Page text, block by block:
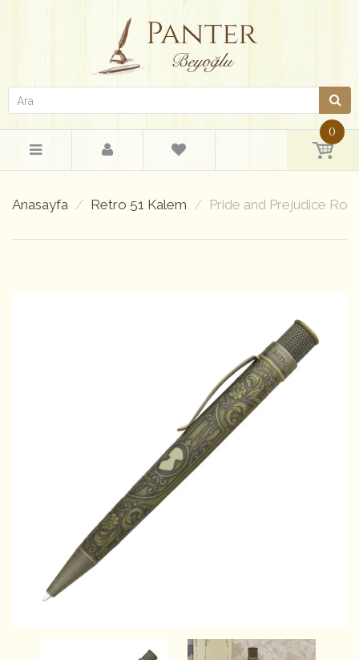
0
Anasayfa Retro 51 Kalem Pride and Prejudice